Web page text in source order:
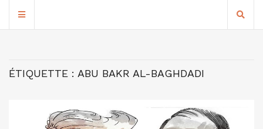
ÉTIQUETTE : ABU BAKR AL-BAGHDADI